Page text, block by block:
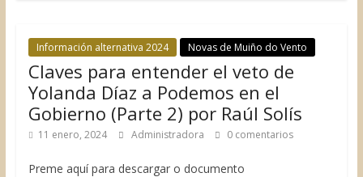
Información alternativa 2024 Novas de Muiño do Vento
Claves para entender el veto de
Yolanda Díaz a Podemos en el
Gobierno (Parte 2) por Raúl Solís
11 enero, 2024 Administradora 0 comentarios
Preme aquí para descargar o documento